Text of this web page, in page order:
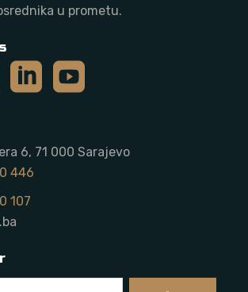
u prometu.
6, 71 000 Sarajevo
446
107